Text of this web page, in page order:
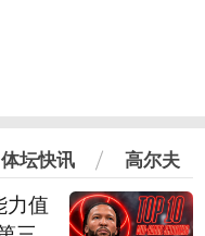
体坛快讯 高尔夫
力值